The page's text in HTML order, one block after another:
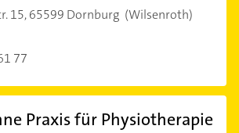
15,65599 Dornburg (Wilsenroth)
77
Praxis für Physiotherapie